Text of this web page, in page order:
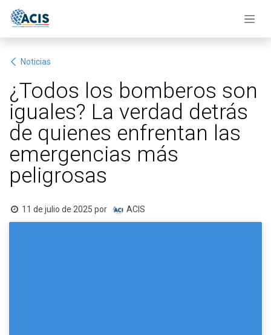
Noticias
¿Todos los bomberos son
iguales? La verdad detrás
de quienes enfrentan las
emergencias más
peligrosas
11 de julio de 2025 por ACIS